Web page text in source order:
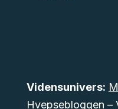
Vidensunivers:
Hvepsebloggen –